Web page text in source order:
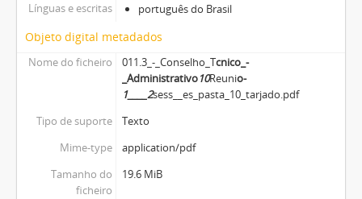
Línguas e escritas português do Brasil
Objeto digital metadados
Nome do ficheiro 011.3_-_Conselho_Tcnico_-
_Administrativo10Reunio-
1____2sess__es_pasta_10_tarjado.pdf
Tipo de suporte
Texto
Mime-type
application/pdf
Tamanho do
ficheiro
19.6 MiB